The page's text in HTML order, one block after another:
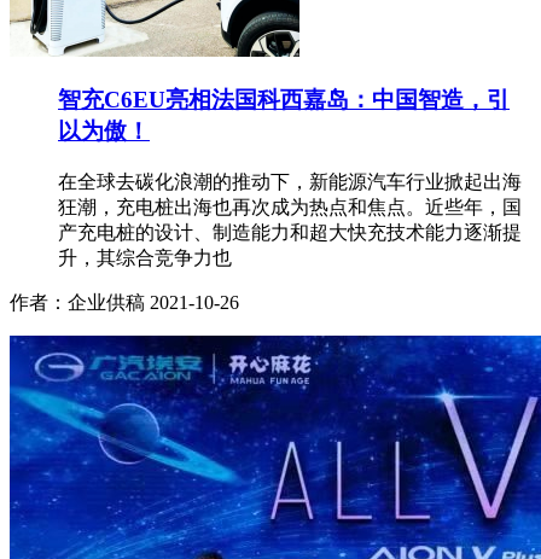
智充C6EU亮相法国科西嘉岛：中国智造，引
以为傲！
在全球去碳化浪潮的推动下，新能源汽车行业掀起出海
狂潮，充电桩出海也再次成为热点和焦点。近些年，国
产充电桩的设计、制造能力和超大快充技术能力逐渐提
升，其综合竞争力也
作者：企业供稿 2021-10-26